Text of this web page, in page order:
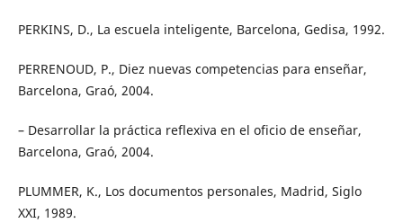
PERKINS, D., La escuela inteligente, Barcelona, Gedisa, 1992.
PERRENOUD, P., Diez nuevas competencias para enseñar,
Barcelona, Graó, 2004.
– Desarrollar la práctica reflexiva en el oficio de enseñar,
Barcelona, Graó, 2004.
PLUMMER, K., Los documentos personales, Madrid, Siglo
XXI, 1989.